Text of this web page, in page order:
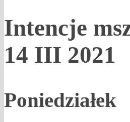
Intencje
14 III 2021
Poniedziałek